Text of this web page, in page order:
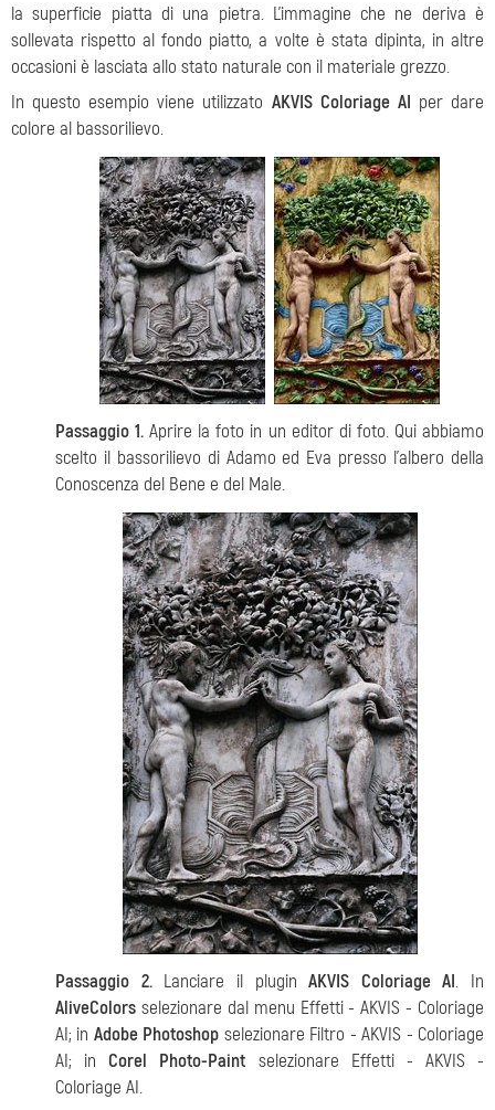
la superficie piatta di una pietra. L'immagine che ne deriva è
sollevata rispetto al fondo piatto, a volte è stata dipinta, in altre
occasioni è lasciata allo stato naturale con il materiale grezzo.
In questo esempio viene utilizzato AKVIS Coloriage AI per dare
colore al bassorilievo.
Passaggio 1. Aprire la foto in un editor di foto. Qui abbiamo
scelto il bassorilievo di Adamo ed Eva presso l'albero della
Conoscenza del Bene e del Male.
Passaggio 2.Lanciare il pluginAKVIS Coloriage AI. In
AliveColors selezionare dal menu Effetti - AKVIS - Coloriage
AI; in Adobe Photoshop selezionare Filtro - AKVIS - Coloriage
AI; inCorel Photo-Paint selezionare Effetti - AKVIS -
Coloriage AI.